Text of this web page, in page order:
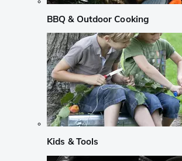
BBQ & Outdoor Cooking
Kids & Tools